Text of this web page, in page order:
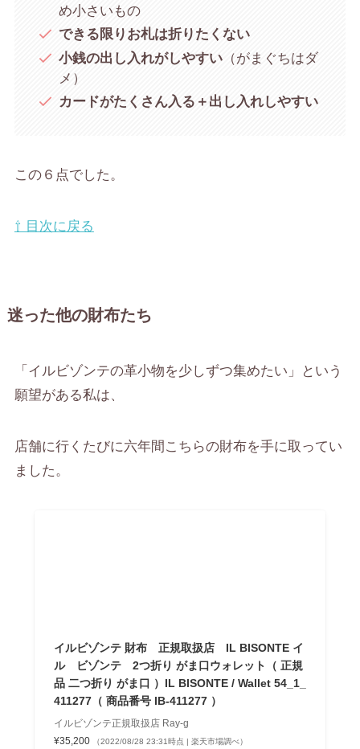
め小さいもの
できる限りお札は折りたくない
小銭の出し入れがしやすい （がまぐちはダ
メ）
カードがたくさん入る＋出し入れしやすい
この６点でした。
⇧ 目次に戻る
迷った他の財布たち
「イルビゾンテの革小物を少しずつ集めたい」という
願望がある私は、
店舗に行くたびに六年間こちらの財布を手に取ってい
ました。
イルビゾンテ 財布 正規取扱店 IL BISONTE イ
ル ビゾンテ 2つ折り がま口ウォレット（ 正規
品 二つ折り がま口 ）IL BISONTE / Wallet 54_1_
411277（ 商品番号 IB-411277 ）
イルビゾンテ正規取扱店 Ray-g
¥35,200
（2022/08/28 23:31時点 | 楽天市場調べ）